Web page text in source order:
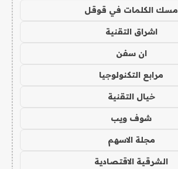
مسك الكلمات في قوقل
اشراق التقنية
ان سفن
مرابع التكنولوجيا
خيال التقنية
شوف ويب
مجلة الاسهم
الشرقية الاقتصادية